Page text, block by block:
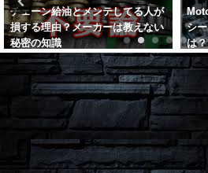
MotoGPマシンに採用されている
シームレストランスミッションと
は？
2018年5月25日
バ
セ